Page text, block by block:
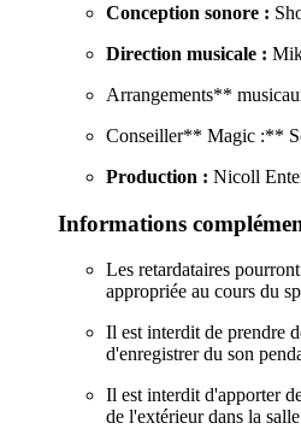
Conception sonore :
Direction musicale :
Arrangements**
Conseiller** Magic :**
Production : Nicoll
Informations
Les retardataires
appropriée au cours du
Il est interdit de prendre
d'enregistrer du son
Il est interdit d'apporter
de l'extérieur dans la